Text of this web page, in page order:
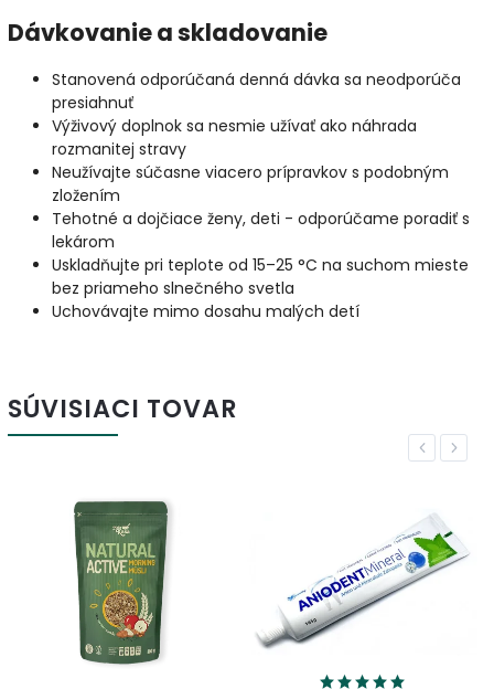
Dávkovanie a skladovanie
Stanovená odporúčaná denná dávka sa neodporúča
presiahnuť
Výživový doplnok sa nesmie užívať ako náhrada
rozmanitej stravy
Neužívajte súčasne viacero prípravkov s podobným
zložením
Tehotné a dojčiace ženy, deti - odporúčame poradiť s
lekárom
Uskladňujte pri teplote od 15–25 °C na suchom mieste
bez priameho slnečného svetla
Uchovávajte mimo dosahu malých detí
SÚVISIACI TOVAR
Previous
Next